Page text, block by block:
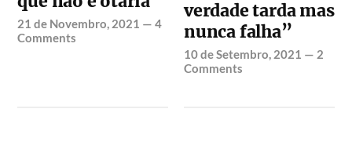
21 de Novembro, 2021 —4
Comments
verdade tarda mas
nunca falha”
10 de Setembro, 2021 — 2
Comments